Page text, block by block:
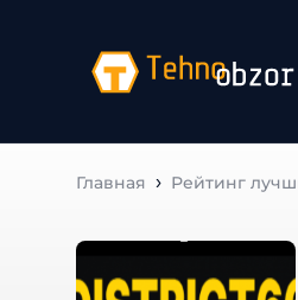
Главная Рейтинг